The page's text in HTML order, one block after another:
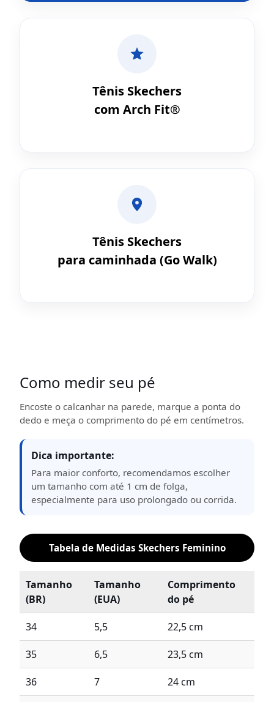
Tênis Skechers
com Arch Fit®
Tênis Skechers
para caminhada (Go Walk)
Como medir seu pé
Encoste o calcanhar na parede, marque a ponta do
dedo e meça o comprimento do pé em centímetros.
Dica importante:
Para maior conforto, recomendamos escolher
um tamanho com até 1 cm de folga,
especialmente para uso prolongado ou corrida.
Tabela de Medidas Skechers Feminino
Tamanho
(BR)
Tamanho
(EUA)
Comprimento
do pé
34 5,5 22,5 cm
35 6,5 23,5 cm
36 7 24 cm